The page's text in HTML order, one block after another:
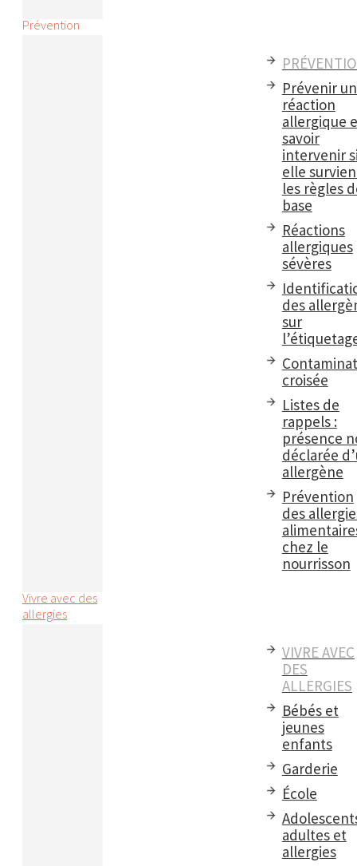
Prévention
Prévenir
réaction
allergique
savoir
intervenir
elle
les règles
base
Réactions
allergiques
sévères
des
sur
croisée
Listes de
rappels :
présence
déclarée
allergène
Prévention
des
chez le
nourrisson
Vivre avec des
allergies
VIVRE AVEC
DES
ALLERGIES
Bébés et
jeunes
enfants
Garderie
École
adultes et
allergies